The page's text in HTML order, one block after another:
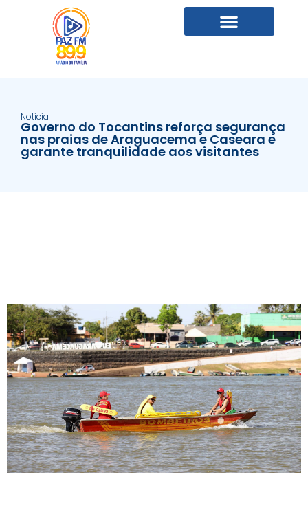
Noticia
Governo do Tocantins reforça segurança
nas praias de Araguacema e Caseara e
garante tranquilidade aos visitantes